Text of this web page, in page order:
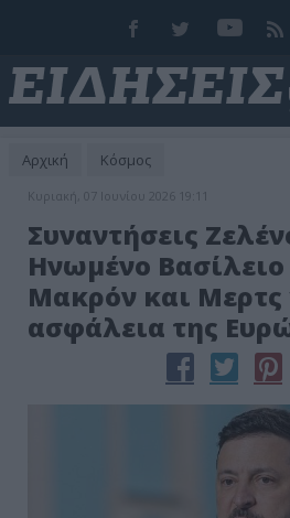
Αρχική Κόσμος
Κυριακή, 07 Ιουνίου 2026 19:11
Συναντήσεις
Ηνωμένο Βασίλειο
Μακρόν και Μερτς
ασφάλεια της